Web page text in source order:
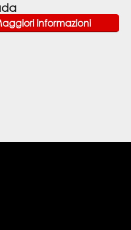
informazioni